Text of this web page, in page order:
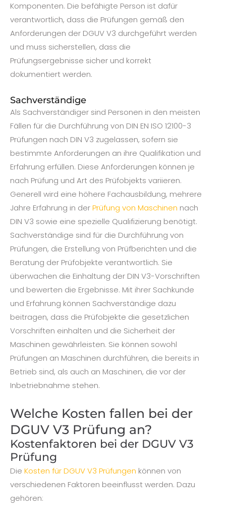
Komponenten. Die befähigte Person ist dafür
verantwortlich, dass die Prüfungen gemäß den
Anforderungen der DGUV V3 durchgeführt werden
und muss sicherstellen, dass die
Prüfungsergebnisse sicher und korrekt
dokumentiert werden.
Sachverständige
Als Sachverständiger sind Personen in den meisten
Fällen für die Durchführung von DIN EN ISO 12100-3
Prüfungen nach DIN V3 zugelassen, sofern sie
bestimmte Anforderungen an ihre Qualifikation und
Erfahrung erfüllen. Diese Anforderungen können je
nach Prüfung und Art des Prüfobjekts variieren.
Generell wird eine höhere Fachausbildung, mehrere
Jahre Erfahrung in derPrüfung von Maschinen nach
DIN V3 sowie eine spezielle Qualifizierung benötigt.
Sachverständige sind für die Durchführung von
Prüfungen, die Erstellung von Prüfberichten und die
Beratung der Prüfobjekte verantwortlich. Sie
überwachen die Einhaltung der DIN V3-Vorschriften
und bewerten die Ergebnisse. Mit ihrer Sachkunde
und Erfahrung können Sachverständige dazu
beitragen, dass die Prüfobjekte die gesetzlichen
Vorschriften einhalten und die Sicherheit der
Maschinen gewährleisten. Sie können sowohl
Prüfungen an Maschinen durchführen, die bereits in
Betrieb sind, als auch an Maschinen, die vor der
Inbetriebnahme stehen.
Welche Kosten fallen bei der
DGUV V3 Prüfung an?
Kostenfaktoren bei der DGUV V3
Prüfung
Die Kosten für DGUV V3 Prüfungen können von
verschiedenen Faktoren beeinflusst werden. Dazu
gehören: